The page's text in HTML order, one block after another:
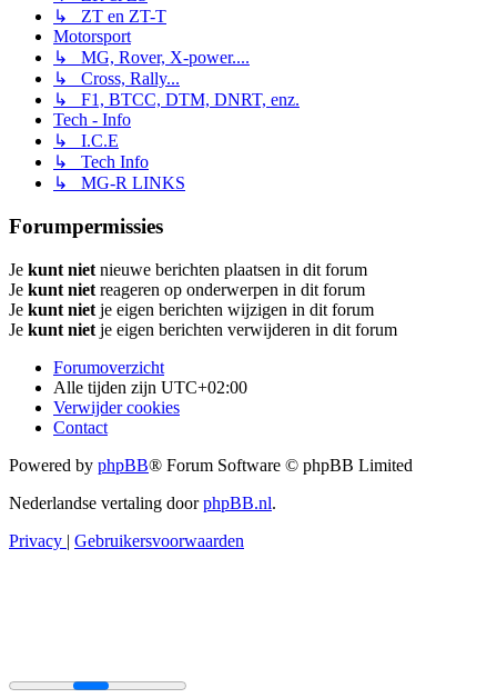
↳ ZT en ZT-T
Motorsport
↳ MG, Rover, X-power....
↳ Cross, Rally...
↳ F1, BTCC, DTM, DNRT, enz.
Tech - Info
↳ I.C.E
↳ Tech Info
↳ MG-R LINKS
Forumpermissies
Je kunt niet nieuwe berichten plaatsen in dit forum
Je kunt niet reageren op onderwerpen in dit forum
Je kunt niet je eigen berichten wijzigen in dit forum
Je kunt niet je eigen berichten verwijderen in dit forum
Forumoverzicht
Alle tijden zijn UTC+02:00
Verwijder cookies
Contact
Powered by phpBB® Forum Software © phpBB Limited
Nederlandse vertaling doorphpBB.nl.
Privacy | Gebruikersvoorwaarden